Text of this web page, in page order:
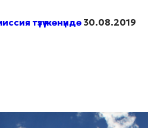
түзүү жөнүндө 30.08.2019